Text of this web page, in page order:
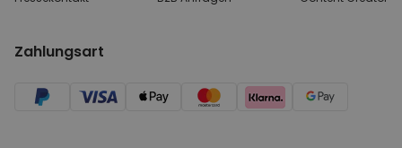
Zahlungsart